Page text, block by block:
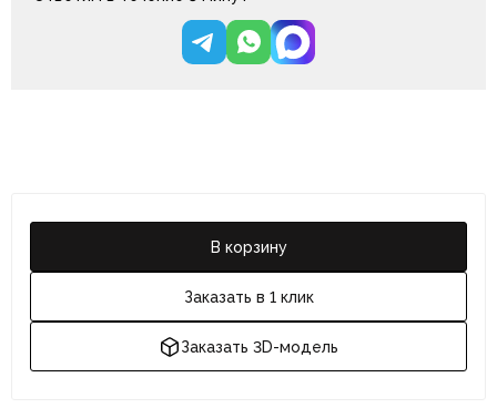
В корзину
Заказать в 1 клик
Заказать 3D-модель